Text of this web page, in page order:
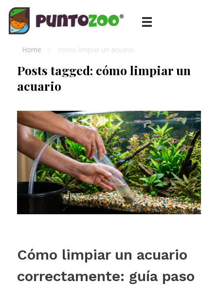
Home cómo limpiar un acuario
Posts tagged: cómo limpiar un
acuario
Cómo limpiar un acuario
correctamente: guía paso